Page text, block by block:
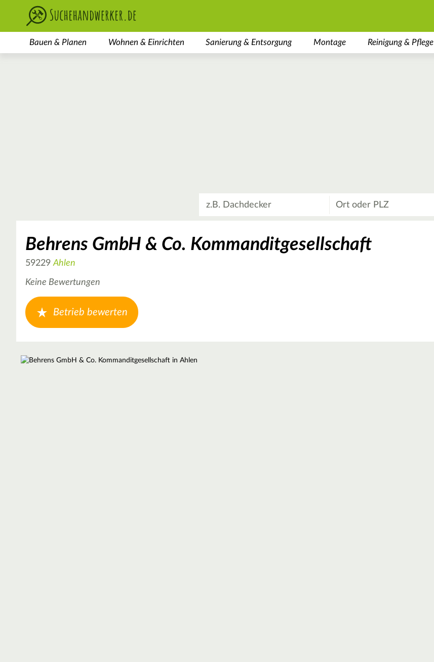
Bauen & Planen Wohnen & Einrichten Sanierung & Entsorgung Montage Reinigung & Pflege
Behrens GmbH & Co. Kommanditgesellschaft
59229Ahlen
Keine Bewertungen
Betrieb bewerten